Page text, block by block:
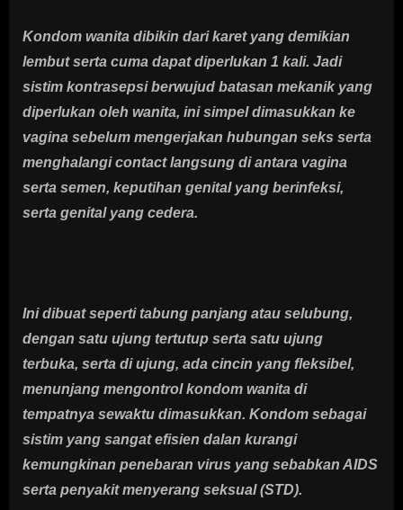
Kondom wanita dibikin dari karet yang demikian
lembut serta cuma dapat diperlukan 1 kali. Jadi
sistim kontrasepsi berwujud batasan mekanik yang
diperlukan oleh wanita, ini simpel dimasukkan ke
vagina sebelum mengerjakan hubungan seks serta
menghalangi contact langsung di antara vagina
serta semen, keputihan genital yang berinfeksi,
serta genital yang cedera.
Ini dibuat seperti tabung panjang atau selubung,
dengan satu ujung tertutup serta satu ujung
terbuka, serta di ujung, ada cincin yang fleksibel,
menunjang mengontrol kondom wanita di
tempatnya sewaktu dimasukkan. Kondom sebagai
sistim yang sangat efisien dalan kurangi
kemungkinan penebaran virus yang sebabkan AIDS
serta penyakit menyerang seksual (STD).